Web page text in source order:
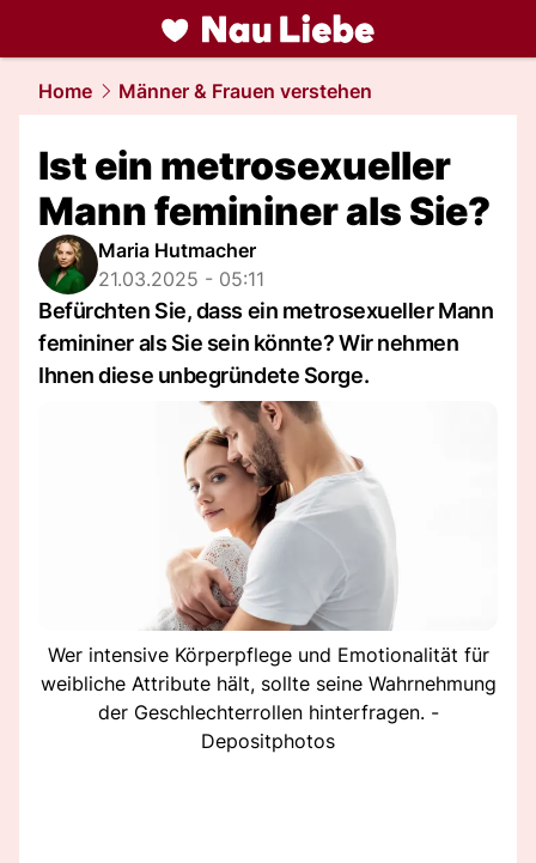
liebe.NAU.ch
Home Männer & Frauen verstehen
Ist ein metrosexueller
Mann femininer als Sie?
Maria Hutmacher
21.03.2025 - 05:11
Befürchten Sie, dass ein metrosexueller Mann
femininer als Sie sein könnte? Wir nehmen
Ihnen diese unbegründete Sorge.
Wer intensive Körperpflege und Emotionalität für
weibliche Attribute hält, sollte seine Wahrnehmung
der Geschlechterrollen hinterfragen. -
Depositphotos